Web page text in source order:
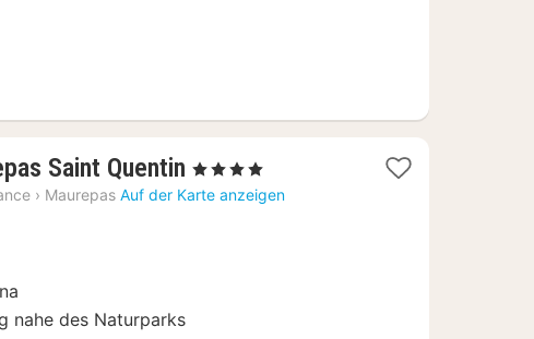
Saint Quentin 1
Nacht
, 4 Sterne
› Maurepas Auf der Karte anzeigen
nahe des Naturparks